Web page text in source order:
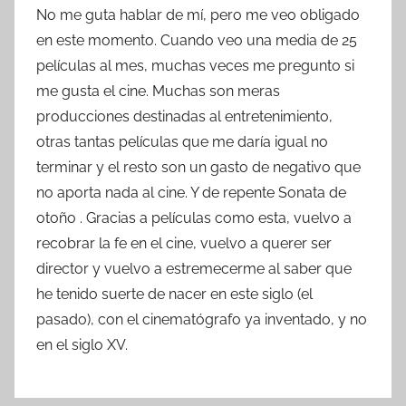
No me guta hablar de mí, pero me veo obligado
en este momento. Cuando veo una media de 25
películas al mes, muchas veces me pregunto si
me gusta el cine. Muchas son meras
producciones destinadas al entretenimiento,
otras tantas películas que me daría igual no
terminar y el resto son un gasto de negativo que
no aporta nada al cine. Y de repente Sonata de
otoño . Gracias a películas como esta, vuelvo a
recobrar la fe en el cine, vuelvo a querer ser
director y vuelvo a estremecerme al saber que
he tenido suerte de nacer en este siglo (el
pasado), con el cinematógrafo ya inventado, y no
en el siglo XV.